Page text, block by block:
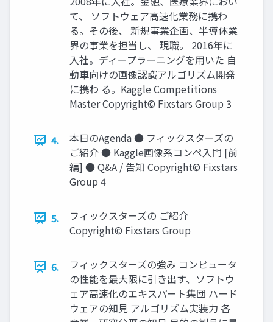
て、 ソフトウェア高速化業務に携わ
る。その後、 新規事業企画、半導体業
界の事業を担当し、 現職。 2016年に
入社。ディープラーニングを用いた 自
動車向けの画像認識アルゴリズム開発
に携わ る。Kaggle Competitions
Master Copyright© Fixstars Group 3
4.
本日のAgenda ● フィックスターズの
ご紹介 ● Kaggle画像系コンペ入門 [前
編] ● Q&A / 告知 Copyright© Fixstars
Group 4
5.
フィックスターズの ご紹介
Copyright© Fixstars Group
6.
フィックスターズの強み コンピュータ
の性能を最大限に引き出す、ソフトウ
ェア高速化のエキスパート集団 ハード
ウェアの知見 アルゴリズム実装力 各